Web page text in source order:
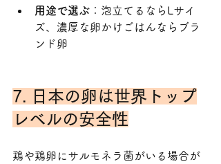
用途で選ぶ ：泡立てるならLサイ
ズ、濃厚な卵かけごはんならブラ
ンド卵
7. 日本の卵は世界トップ
レベルの安全性
鶏や鶏卵にサルモネラ菌がいる場合が